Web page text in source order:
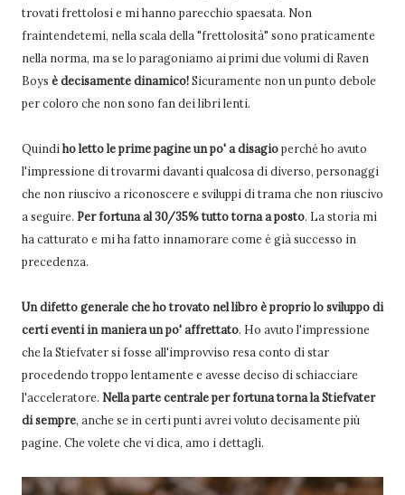
trovati frettolosi e mi hanno parecchio spaesata. Non
fraintendetemi, nella scala della "frettolosità" sono praticamente
nella norma, ma se lo paragoniamo ai primi due volumi di Raven
Boys è decisamente dinamico!Sicuramente non un punto debole
per coloro che non sono fan dei libri lenti.
Quindi ho letto le prime pagine un po' a disagioperché ho avuto
l'impressione di trovarmi davanti qualcosa di diverso, personaggi
che non riuscivo a riconoscere e sviluppi di trama che non riuscivo
a seguire. Per fortuna al 30/35% tutto torna a posto. La storia mi
ha catturato e mi ha fatto innamorare come è già successo in
precedenza.
Un difetto generale che ho trovato nel libro è proprio lo sviluppo di
certi eventi in maniera un po' affrettato. Ho avuto l'impressione
che la Stiefvater si fosse all'improvviso resa conto di star
procedendo troppo lentamente e avesse deciso di schiacciare
l'acceleratore. Nella parte centrale per fortuna torna la Stiefvater
di sempre, anche se in certi punti avrei voluto decisamente più
pagine. Che volete che vi dica, amo i dettagli.